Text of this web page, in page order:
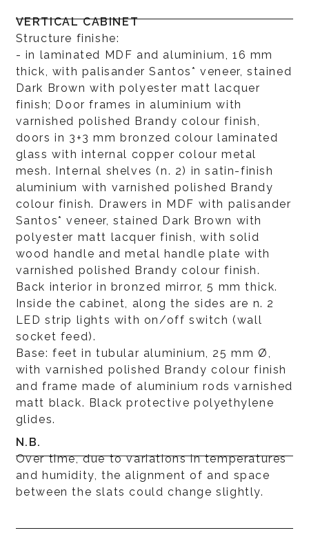
VERTICAL CABINET
Structure finishe:
- in laminated MDF and aluminium, 16 mm
thick, with palisander Santos* veneer, stained
Dark Brown with polyester matt lacquer
finish; Door frames in aluminium with
varnished polished Brandy colour finish,
doors in 3+3 mm bronzed colour laminated
glass with internal copper colour metal
mesh. Internal shelves (n. 2) in satin-finish
aluminium with varnished polished Brandy
colour finish. Drawers in MDF with palisander
Santos* veneer, stained Dark Brown with
polyester matt lacquer finish, with solid
wood handle and metal handle plate with
varnished polished Brandy colour finish.
Back interior in bronzed mirror, 5 mm thick.
Inside the cabinet, along the sides are n. 2
LED strip lights with on/off switch (wall
socket feed).
Base: feet in tubular aluminium, 25 mm Ø,
with varnished polished Brandy colour finish
and frame made of aluminium rods varnished
matt black. Black protective polyethylene
glides.
N.B.
Over time, due to variations in temperatures
and humidity, the alignment of and space
between the slats could change slightly.